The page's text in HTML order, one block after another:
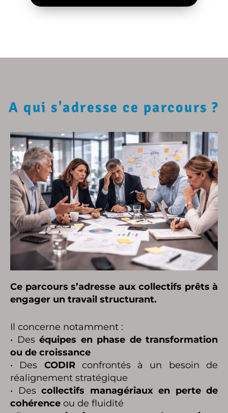
A qui s'adresse ce parcours ?
Ce parcours s’adresse aux collectifs prêts à
engager un travail structurant.
Il concerne notamment :
• Des équipes en phase de transformation
ou de croissance
• Des CODIRconfrontés à un besoin de
réalignement stratégique
• Des collectifs managériaux en perte de
cohérence ou de fluidité